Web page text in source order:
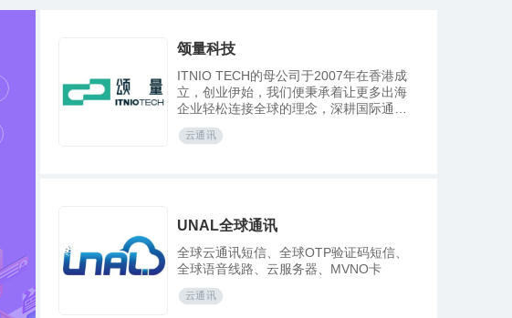
颂量科技
ITNIO TECH的母公司于2007年在香港成
立，创业伊始，我们便秉承着让更多出海
企业轻松连接全球的理念，深耕国际通讯
领域。ITNIO TECH以丰富的行业经验和全
新技术平台为依托，真正实现高品质全球
云通讯
UNAL全球通讯
全球云通讯短信、全球OTP验证码短信、
全球语音线路、云服务器、MVNO卡
云通讯